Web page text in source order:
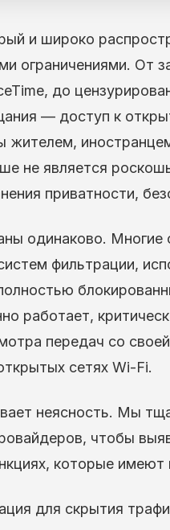
и широко
ограничениями. От
до
— доступ к
жителем,
не является
приватности,
одинаково.
фильтрации,
работает,
передач со
сетях Wi-Fi.
неясность. Мы
чтобы
которые имеют
для скрытия